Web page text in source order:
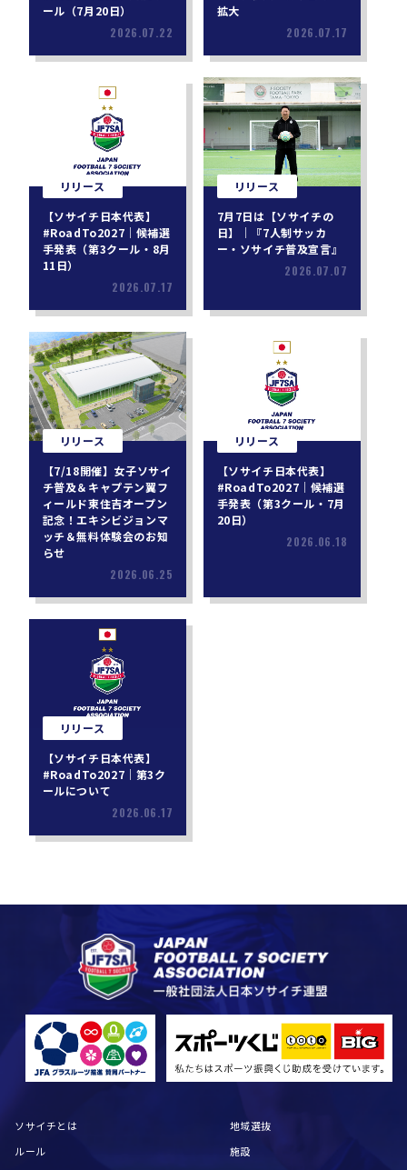
ール（7月20日）
2026.07.22
拡大
2026.07.17
リリース
【ソサイチ日本代表】
#RoadTo2027｜候補選
手発表（第3クール・8月
11日）
2026.07.17
リリース
7月7日は【ソサイチの
日】｜『7人制サッカ
ー・ソサイチ普及宣言』
2026.07.07
リリース
【7/18開催】女子ソサイ
チ普及＆キャプテン翼フ
ィールド東住吉オープン
記念！エキシビジョンマ
ッチ＆無料体験会のお知
らせ
2026.06.25
リリース
【ソサイチ日本代表】
#RoadTo2027｜候補選
手発表（第3クール・7月
20日）
2026.06.18
リリース
【ソサイチ日本代表】
#RoadTo2027｜第3ク
ールについて
2026.06.17
ソサイチとは
ルール
地域選抜
施設